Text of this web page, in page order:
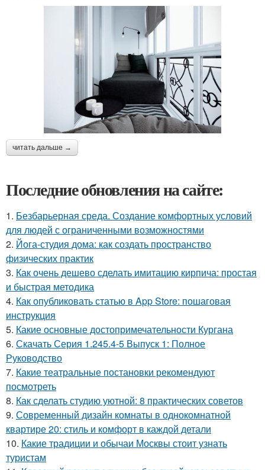
читать дальше →
Последние обновления на сайте:
1. Безбарьерная среда. Создание комфортных условий
для людей с ограниченными возможностями
2. Йога-студия дома: как создать пространство
физических практик
3. Как очень дешево сделать имитацию кирпича: простая
и быстрая методика
4. Как опубликовать статью в App Store: пошаговая
инструкция
5. Какие основные достопримечательности Кургана
6. Скачать Серия 1.245.4-5 Выпуск 1: Полное
Руководство
7. Какие театральные постановки рекомендуют
посмотреть
8. Как сделать студию уютной: 8 практических советов
9. Современный дизайн комнаты в однокомнатной
квартире 20: стиль и комфорт в каждой детали
10. Какие традиции и обычаи Москвы стоит узнать
туристам